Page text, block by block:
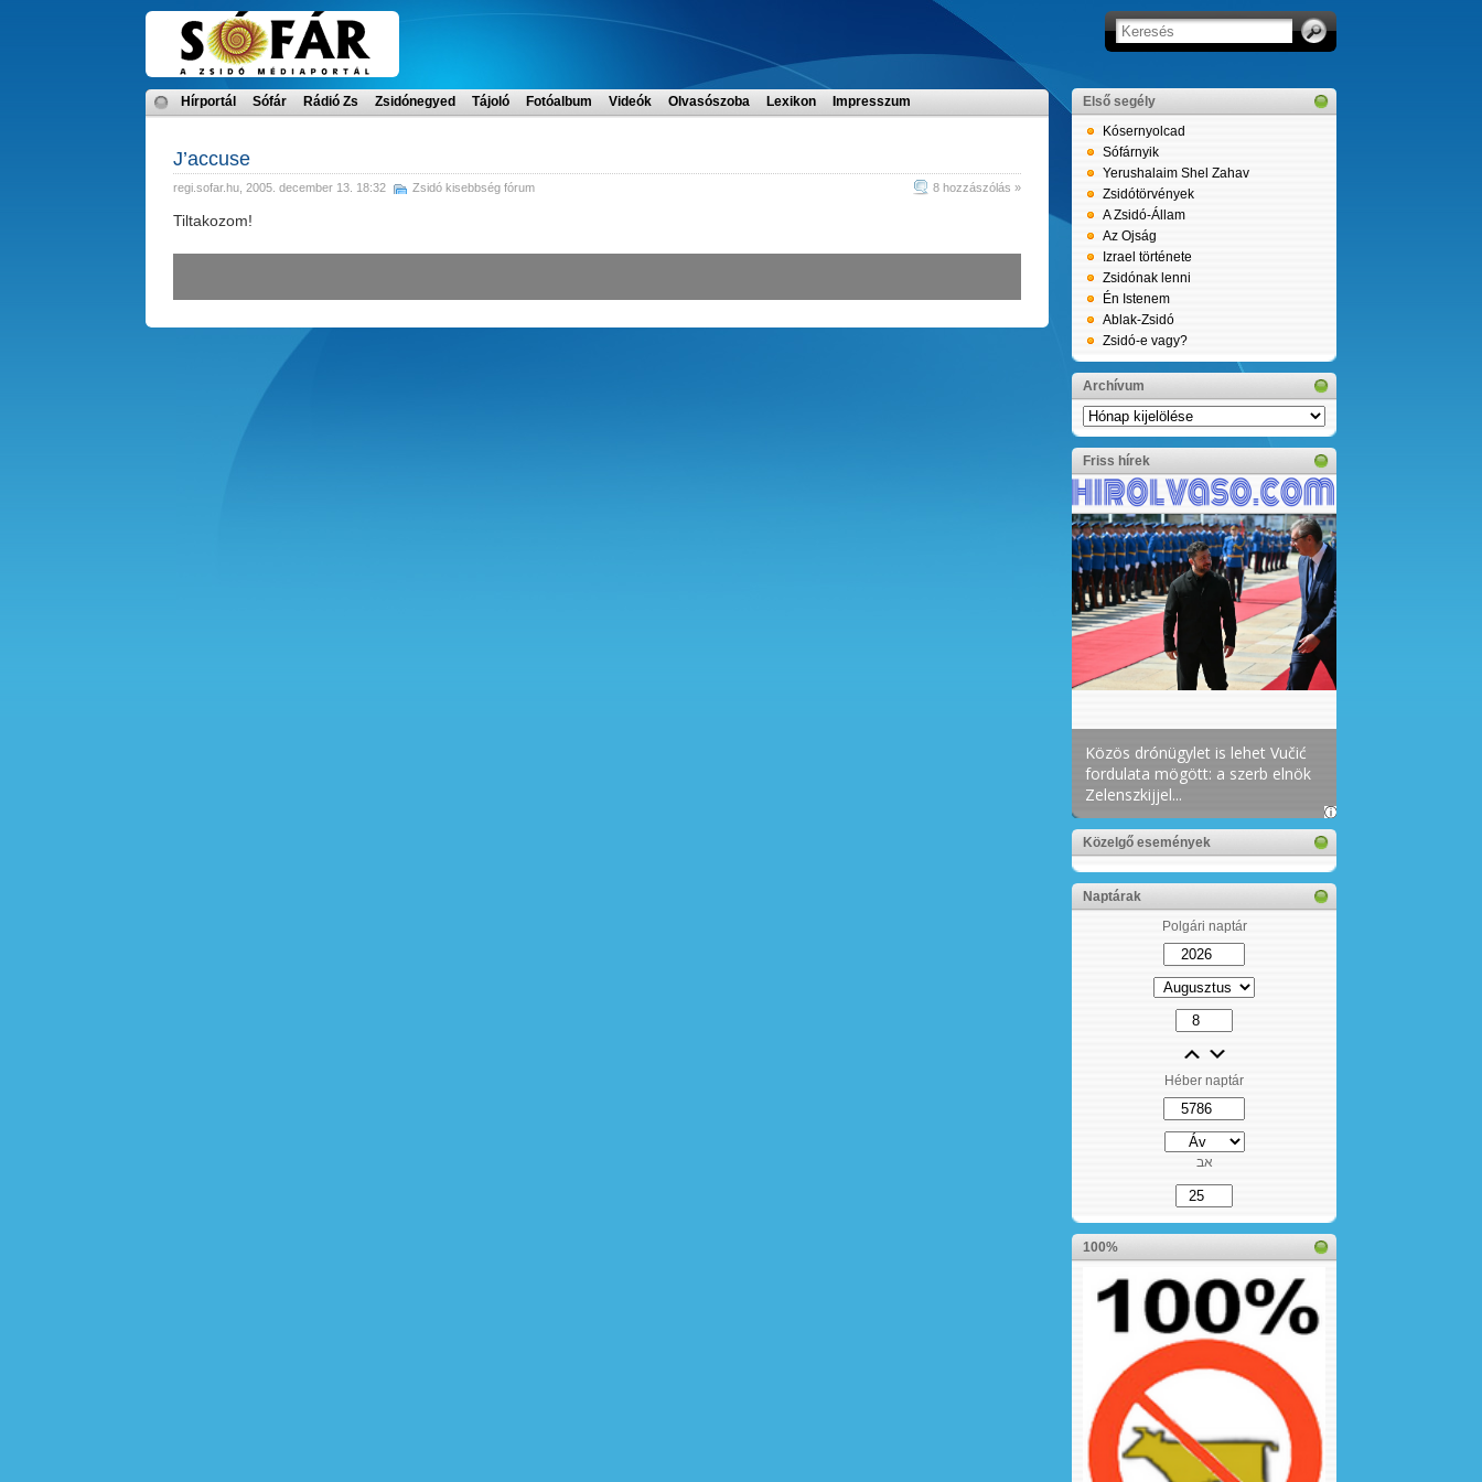
Hírportál Sófár Rádió Zs Zsidónegyed Tájoló Fotóalbum Videók Olvasószoba Lexikon Impresszum
J’accuse
regi.sofar.hu , 2005. december 13. 18:32 Zsidó kisebbség fórum 8 hozzászólás »
Tiltakozom!
Első segély
Kósernyolcad
Sófárnyik
Yerushalaim Shel Zahav
Zsidótörvények
A Zsidó-Állam
Az Ojság
Izrael története
Zsidónak lenni
Én Istenem
Ablak-Zsidó
Zsidó-e vagy?
Archívum
Archívum
Friss hírek
Közelgő események
Naptárak
Polgári naptár
Héber naptár
אב
100%